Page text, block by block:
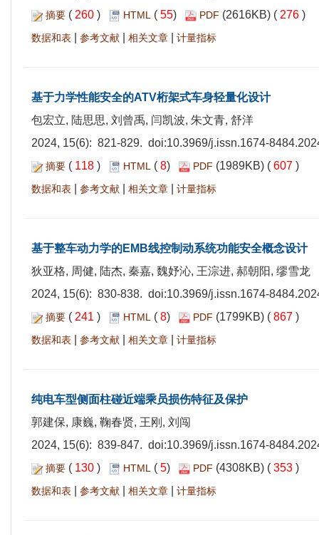
摘要 ( 260 ) HTML ( 55) PDF (2616KB) ( 276 )
数据和表 参考文献 相关文章 计量指标
基于力学性能安全的ATV桁架式车身轻量化设计
包宏立, 陆思思, 刘曾禹, 闫凯波, 朱文青, 舒洋
2024, 15(6): 821-829. doi:10.3969/j.issn.1674-
摘要 ( 118 ) HTML ( 8) PDF (1989KB) ( 607 )
数据和表 参考文献 相关文章 计量指标
基于整车动力学的EMB线控制动系统功能安全概念设计
狄亚格, 周健, 陆杰, 秦嘉, 魏妤沁, 王淙进, 郝朝阳, 缪雪龙
2024, 15(6): 830-838. doi:10.3969/j.issn.1674-
摘要 ( 241 ) HTML ( 8) PDF (1799KB) ( 867 )
数据和表 参考文献 相关文章 计量指标
纯电车型侧面柱碰近端乘员损伤特征及保护
郭建保, 康巍, 鞠春贤, 王刚, 刘闯
2024, 15(6): 839-847. doi:10.3969/j.issn.1674-
摘要 ( 130 ) HTML ( 5) PDF (4308KB) ( 353 )
数据和表 参考文献 相关文章 计量指标